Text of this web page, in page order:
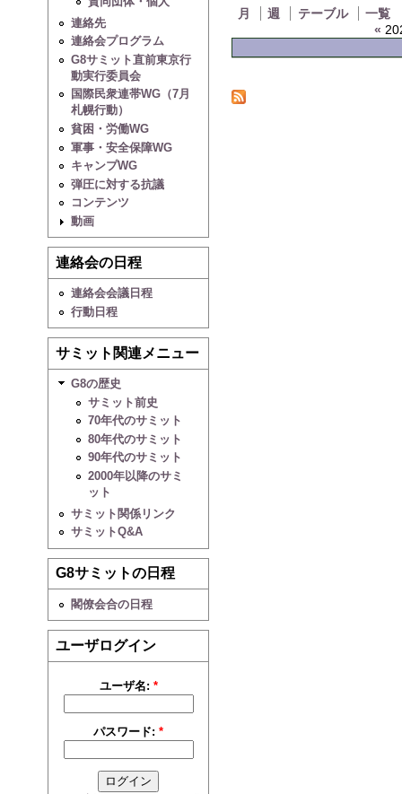
連絡先
連絡会プログラム
G8サミット直前東京行
動実行委員会
国際民衆連帯WG（7月
札幌行動）
貧困・労働WG
軍事・安全保障WG
キャンプWG
弾圧に対する抗議
コンテンツ
動画
連絡会の日程
連絡会会議日程
行動日程
サミット関連メニュー
G8の歴史
サミット前史
70年代のサミット
80年代のサミット
90年代のサミット
2000年以降のサミ
ット
サミット関係リンク
サミットQ&A
G8サミットの日程
閣僚会合の日程
ユーザログイン
ユーザ名: *
パスワード:*
月 週 テーブル
一覧
«